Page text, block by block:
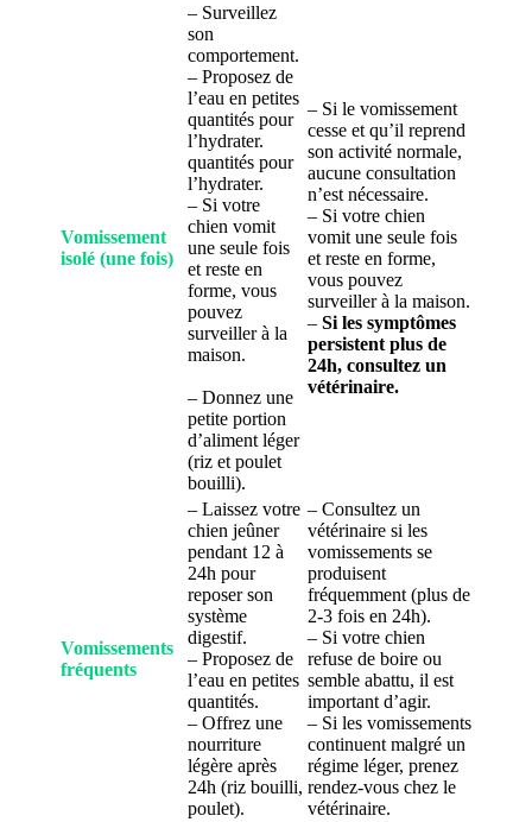
Vomissement
isolé (une fois)
– Surveillez
son
comportement.
– Proposez de
l’eau en petites
quantités pour
l’hydrater.
quantités pour
l’hydrater.
– Si votre
chien vomit
une seule fois
et reste en
forme, vous
pouvez
surveiller à la
maison.
– Donnez une
petite portion
d’aliment léger
(riz et poulet
bouilli).
– Si le vomissement
cesse et qu’il reprend
son activité normale,
aucune consultation
n’est nécessaire.
– Si votre chien
vomit une seule fois
et reste en forme,
vous pouvez
surveiller à la maison.
– Si les symptômes
persistent plus de
24h, consultez un
vétérinaire.
Vomissements
fréquents
– Laissez votre
chien jeûner
pendant 12 à
24h pour
reposer son
système
digestif.
– Proposez de
l’eau en petites
quantités.
– Offrez une
nourriture
légère après
24h (riz bouilli,
poulet).
– Consultez un
vétérinaire si les
vomissements se
produisent
fréquemment (plus de
2-3 fois en 24h).
– Si votre chien
refuse de boire ou
semble abattu, il est
important d’agir.
– Si les vomissements
continuent malgré un
régime léger, prenez
rendez-vous chez le
vétérinaire.